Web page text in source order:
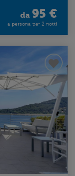
da 95 €
a persona per 2 notti